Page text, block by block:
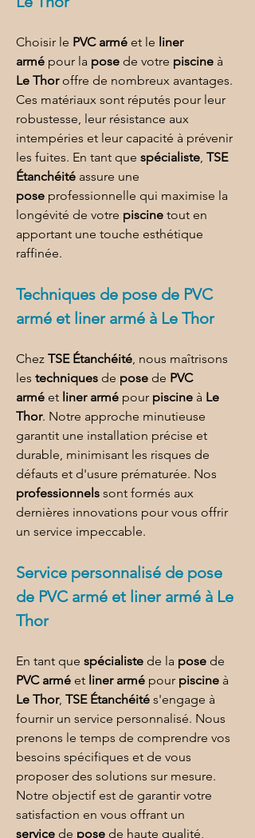
Choisir le PVC armé et le liner
armé pour la pose de votre piscine à
Le Thor offre de nombreux avantages.
Ces matériaux sont réputés pour leur
robustesse, leur résistance aux
intempéries et leur capacité à prévenir
les fuites. En tant que spécialiste, TSE
Étanchéité assure une
pose professionnelle qui maximise la
longévité de votre piscine tout en
apportant une touche esthétique
raffinée.
Techniques de pose de PVC
armé et liner armé à Le Thor
Chez TSE Étanchéité, nous maîtrisons
les techniques de pose de PVC
armé et liner armé pour piscine à Le
Thor. Notre approche minutieuse
garantit une installation précise et
durable, minimisant les risques de
défauts et d'usure prématurée. Nos
professionnels sont formés aux
dernières innovations pour vous offrir
un service impeccable.
Service personnalisé de pose
de PVC armé et liner armé à Le
Thor
En tant que spécialiste de la pose de
PVC armé et liner armé pour piscine à
Le Thor, TSE Étanchéité s'engage à
fournir un service personnalisé. Nous
prenons le temps de comprendre vos
besoins spécifiques et de vous
proposer des solutions sur mesure.
Notre objectif est de garantir votre
satisfaction en vous offrant un
service de pose de haute qualité,